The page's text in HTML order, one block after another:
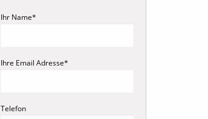
Ihr Name*
Ihre Email Adresse*
Telefon